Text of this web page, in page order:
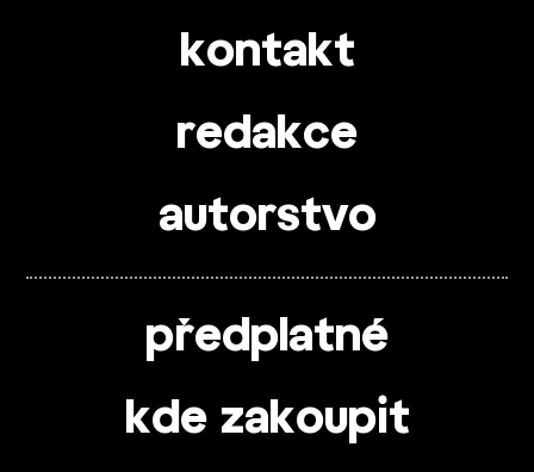
kontakt
redakce
autorstvo
předplatné
kde zakoupit